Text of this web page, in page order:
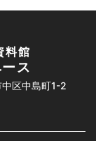
料館
ス
区中島町1-2